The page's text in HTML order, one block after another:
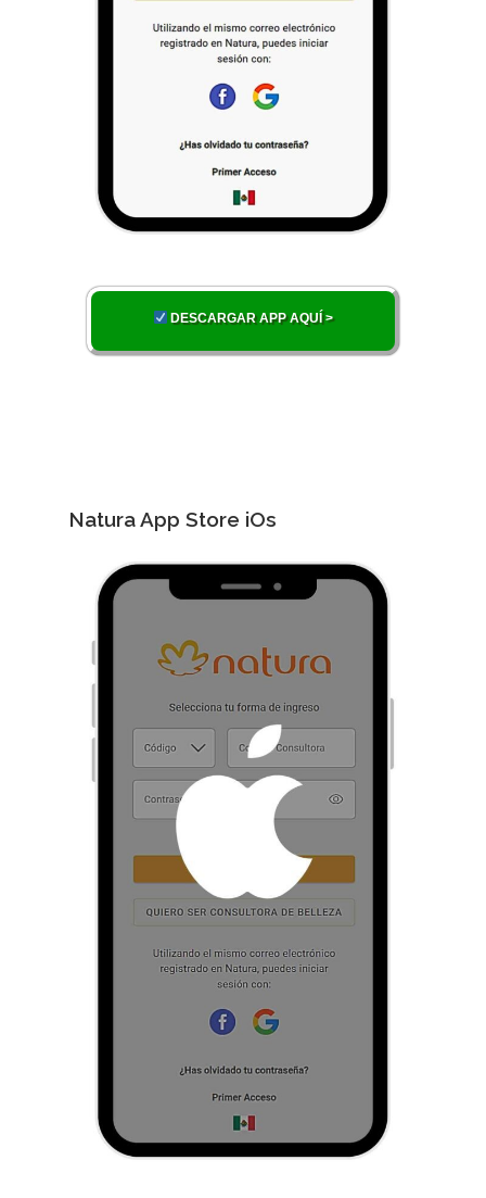
DESCARGAR APP AQUÍ >
Natura App Store iOs